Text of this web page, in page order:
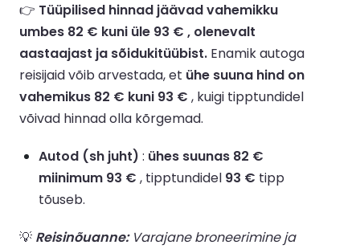
👉 Tüüpilised hinnad jäävad vahemikku
umbes 82 € kuni üle 93 € , olenevalt
aastaajast ja sõidukitüübist. Enamik autoga
reisijaid võib arvestada, et ühe suuna hind on
vahemikus 82 € kuni 93 € , kuigi tipptundidel
võivad hinnad olla kõrgemad.
Autod (sh juht) : ühes suunas 82 €
miinimum 93 € , tipptundidel 93 € tipp
tõuseb.
💡 Reisinõuanne:Varajane broneerimine ja